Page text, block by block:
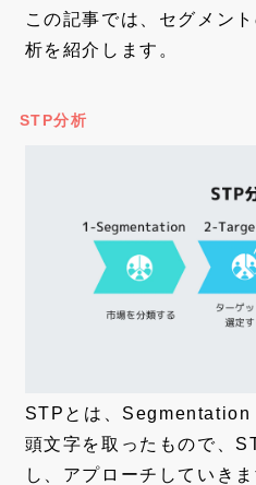
この記事では、セグメン
析を紹介します。
STP分析
STPとは、
頭文字を取ったもので、
し、アプローチしていきま